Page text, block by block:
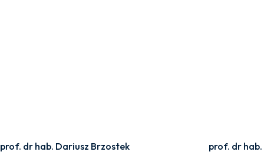
prof. dr hab. Dariusz Brzostek prof. dr